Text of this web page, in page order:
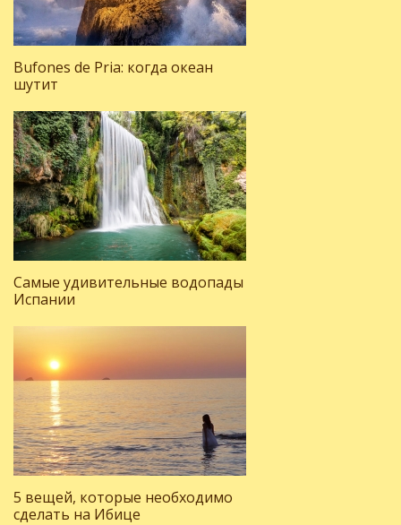
Bufones de Pria: когда океан
шутит
Самые удивительные водопады
Испании
5 вещей, которые необходимо
сделать на Ибице